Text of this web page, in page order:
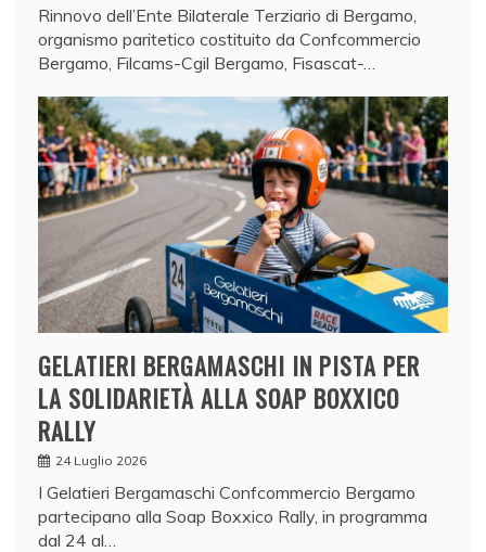
Rinnovo dell’Ente Bilaterale Terziario di Bergamo,
organismo paritetico costituito da Confcommercio
Bergamo, Filcams-Cgil Bergamo, Fisascat-…
GELATIERI BERGAMASCHI IN PISTA PER
LA SOLIDARIETÀ ALLA SOAP BOXXICO
RALLY
24 Luglio 2026
I Gelatieri Bergamaschi Confcommercio Bergamo
partecipano alla Soap Boxxico Rally, in programma
dal 24 al…